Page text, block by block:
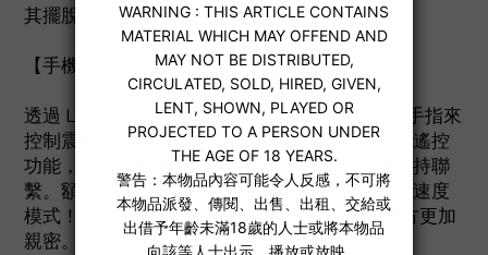
其擺脫了使用限制，在洗澡或浸浴時均可享受
【手機遙距控制】
透過 Lovense 手機應用程式，您可以通過輕滑手指來
控制震動的快感。也可以透過應用程式內的實時遙控
功能，以遠距離遙控您的 Ambi，與您的伴侶保持聯
繫。額外功能包括音樂或聲音振動、振動鬧鐘和速度
模式！還配備聊天和語音/視頻聊天功能，讓雙方更加
親密。